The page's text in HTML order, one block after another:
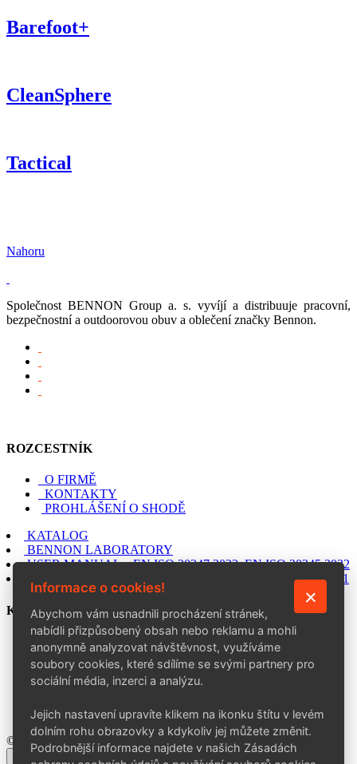
Barefoot+
CleanSphere
Tactical
Nahoru
Společnost BENNON Group a. s. vyvíjí a distribuuje pracovní,
bezpečnostní a outdoorovou obuv a oblečení značky Bennon.
ROZCESTNÍK
O FIRMĚ
KONTAKTY
PROHLÁŠENÍ O SHODĚ
KATALOG
BENNON LABORATORY
USER MANUAL – EN ISO 20347:2022, EN ISO 20345:2022
USER MANUAL – EN ISO 20347:2012, EN ISO 20345:2011
KONTAKT
BENNON Group a. s.
Šedesátá 7015, 760 01 Zlín
+420 602 757 164
info@bennon.cz
© 2026 BENNON Group a. s.
Informace o cookies!
Abychom vám usnadnili procházení stránek,
nabídli přizpůsobený obsah nebo reklamu a mohli
anonymně analyzovat návštěvnost, využíváme
soubory cookies, které sdílíme se svými partnery pro
sociální média, inzerci a analýzu.
Jejich nastavení upravíte klikem na ikonku štítu v levém
dolním rohu obrazovky a kdykoliv jej můžete změnit.
Podrobnější informace najdete v našich Zásadách